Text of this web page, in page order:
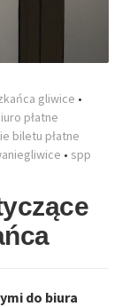
gliwice •
płatne
biletu płatne
• spp
do biura